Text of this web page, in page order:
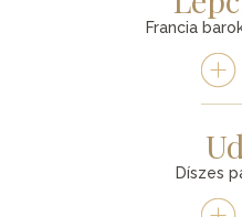
Francia
Díszes